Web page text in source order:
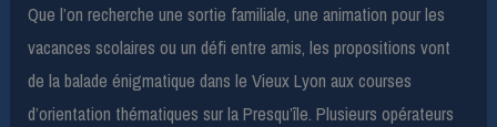
Que l’on recherche une sortie familiale, une animation pour les
vacances scolaires ou un défi entre amis, les propositions vont
de la balade énigmatique dans le Vieux Lyon aux courses
d’orientation thématiques sur la Presqu’île. Plusieurs opérateurs